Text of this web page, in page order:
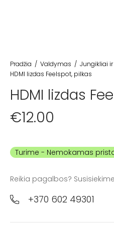
Pradžia / Valdymas / Jungikliai
HDMI lizdas Feelspot, pilkas
HDMI lizdas
€12.00
Turime
Reikia pagalbos?
+370 602 49301